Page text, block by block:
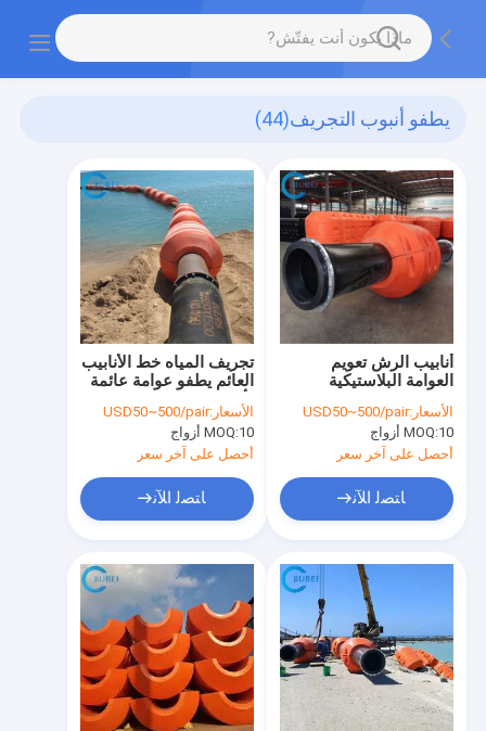
يطفو أنبوب التجريف(44)
تجريف المياه خط الأنابيب
العائم يطفو عوامة عائمة
لأنابيب التعدين
الأسعار:USD50~500/pair
MOQ:10 أزواج
أحصل على آخر سعر
ﺎﺘﺼﻟ ﺍﻶﻧ
أنابيب الرش تعويم
العوامة البلاستيكية
لحفارة شفط القاطع
الأسعار:USD50~500/pair
MOQ:10 أزواج
أحصل على آخر سعر
ﺎﺘﺼﻟ ﺍﻶﻧ